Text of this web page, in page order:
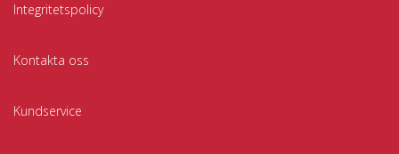
Integritetspolicy
Kontakta oss
Kundservice